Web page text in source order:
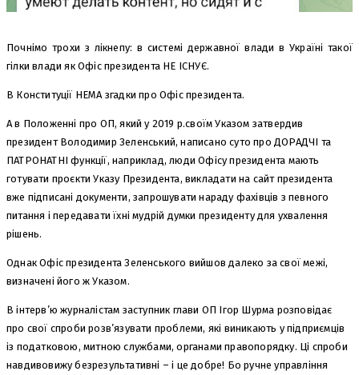
Почнімо трохи з лікнепу: в системі державної влади в Україні такої
гілки влади як Офіс президента НЕ ІСНУЄ.
В Конституції НЕМА згадки про Офіс президента.
А в Положенні про ОП, який у 2019 р.своїм Указом затвердив
президент Володимир Зеленський, написано суто про ДОРАДЧІ та
ПАТРОНАТНІ функції, наприклад, люди Офісу президента мають
готувати проєкти Указу Президента, викладати на сайт президента
вже підписані документи, запрошувати нараду фахівців з певного
питання і передавати їхні мудрій думки президенту для ухвалення
рішень.
Однак Офіс президента Зеленського вийшов далеко за свої межі,
визначені його ж Указом.
В інтерв’ю журналістам заступник глави ОП Ігор Шурма розповідає
про свої спроби розв’язувати проблеми, які виникають у підприємців
із податковою, митною службами, органами правопорядку. Ці спроби
навдивовижу безрезультативні – і це добре! Бо ручне управління